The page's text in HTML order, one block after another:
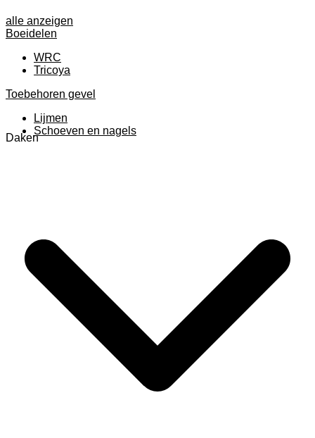
alle anzeigen
Boeidelen
WRC
Tricoya
Toebehoren gevel
Lijmen
Schoeven en nagels
Daken